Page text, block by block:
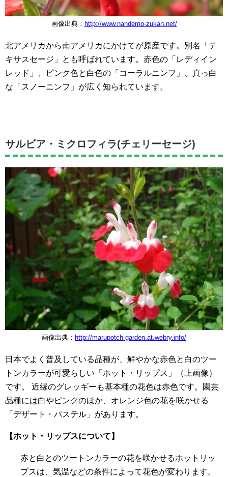
画像出典： http://www.nandemo-zukan.net/
北アメリカから南アメリカにかけてが原産です。別名「テ
キサスセージ」とも呼ばれています。赤色の「レディイン
レッド」、ピンク色と白色の「コーラルニンフ」、真っ白
な「スノーニンフ」が広く知られています。
サルビア・ミクロフィラ(チェリーセージ)
画像出典： http://marupotch-garden.at.webry.info/
日本でよく普及している品種が、鮮やかな赤色と白のツー
トンカラーが可愛らしい「ホット・リップス」（上画像）
です。 近縁のグレッギーも基本種の花色は赤色です。園芸
品種には白やピンクのほか、オレンジ色の花を咲かせる
「デザート・パステル」があります。
【ホット・リップスについて】
赤と白とのツートンカラーの花を咲かせるホットリッ
プスは、気温などの条件によって花色が変わります。